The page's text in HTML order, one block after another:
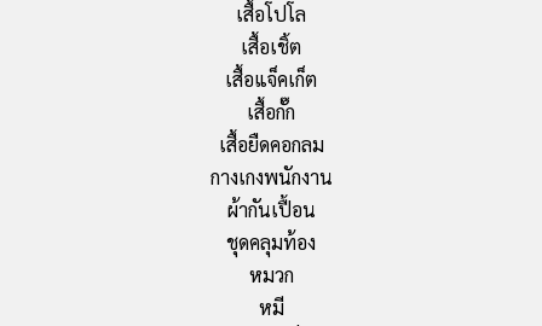
เสื้อโปโล
เสื้อเชิ้ต
เสื้อแจ็คเก็ต
เสื้อกั๊ก
เสื้อยืดคอกลม
กางเกงพนักงาน
ผ้ากันเปื้อน
ชุดคลุมท้อง
หมวก
หมี